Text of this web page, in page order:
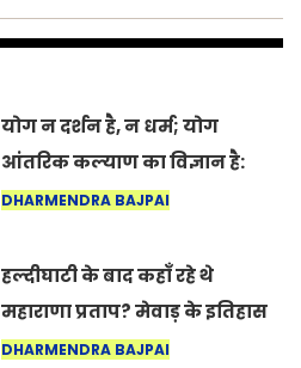
योग न दर्शन है, न धर्म; योग
आंतरिक कल्याण का विज्ञान है:
अंतरराष्ट्रीय योग दिवस 2026 पर
DHARMENDRA BAJPAI
हल्दीघाटी के बाद कहाँ रहे थे
महाराणा प्रताप? मेवाड़ के इतिहास
का वह अनकहा अध्याय जो आज भी
DHARMENDRA BAJPAI